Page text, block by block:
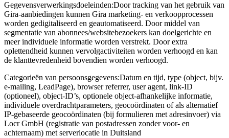
Gegevensverwerkingsdoeleinden:Door tracking van het gebruik van
Gira-aanbiedingen kunnen Gira marketing- en verkoopprocessen
worden gedigitaliseerd en geautomatiseerd. Door middel van
segmentatie van abonnees/websitebezoekers kan doelgerichte en
meer individuele informatie worden verstrekt. Door extra
oplettendheid kunnen vervolgactiviteiten worden verhoogd en kan
de klanttevredenheid bovendien worden verhoogd.
Categorieën van persoonsgegevens:Datum en tijd, type (object, bijv.
e-mailing, LeadPage), browser referrer, user agent, link-ID
(optioneel), object-ID’s, optionele object-afhankelijke informatie,
individuele overdrachtparameters, geocoördinaten of als alternatief
IP-gebaseerde geocoördinaten (bij formulieren met adresinvoer) via
Locr GmbH (registratie van postadressen zonder voor- en
achternaam) met serverlocatie in Duitsland